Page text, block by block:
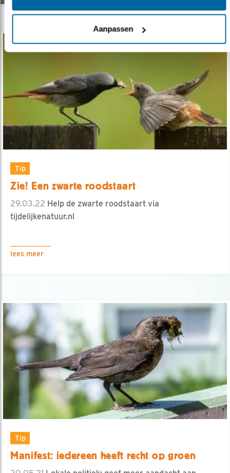
Aanpassen
Tip
Zie! Een zwarte roodstaart
29.03.22 Help de zwarte roodstaart via
tijdelijkenatuur.nl
lees meer
Tip
Manifest: iedereen heeft recht op groen